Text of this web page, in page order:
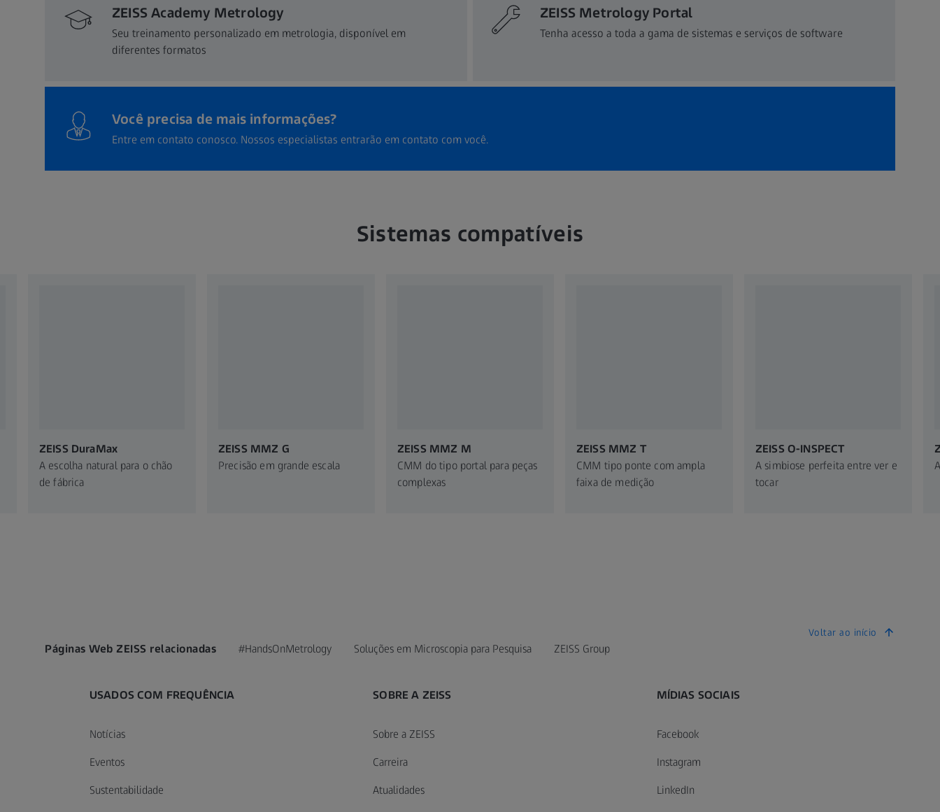
ZEISS Academy Metrology
Seu treinamento personalizado em metrologia, disponível em
diferentes formatos
ZEISS Metrology Portal
Tenha acesso a toda a gama de sistemas e serviços de software
Você precisa de mais informações?
Entre em contato conosco. Nossos especialistas entrarão em contato com você.
Sistemas compatíveis
ZEISS DuraMax
A escolha natural para o chão
de fábrica
ZEISS MMZ G
Precisão em grande escala
ZEISS MMZ M
CMM do tipo portal para peças
complexas
ZEISS MMZ T
CMM tipo ponte com ampla
faixa de medição
ZEISS O-INSPECT
A simbiose perfeita entre ver e
tocar
Voltar ao início
Páginas Web ZEISS relacionadas #HandsOnMetrology Soluções em Microscopia para Pesquisa ZEISS Group
USADOS COM FREQUÊNCIA
Notícias
Eventos
Sustentabilidade
SOBRE A ZEISS
Sobre a ZEISS
Carreira
Atualidades
MÍDIAS SOCIAIS
Facebook
Instagram
LinkedIn